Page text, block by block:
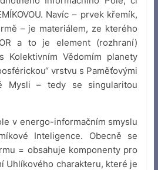
Navíc – prvek křemík,
– je materiálem, ze kterého
a to je element (rozhraní)
Kolektivním Vědomím planety
vrstvu s Paměťovými
Mysli – tedy se singularitou
v energo-informačním smyslu
Inteligence. Obecně se
= obsahuje komponenty pro
Uhlíkového charakteru, které je